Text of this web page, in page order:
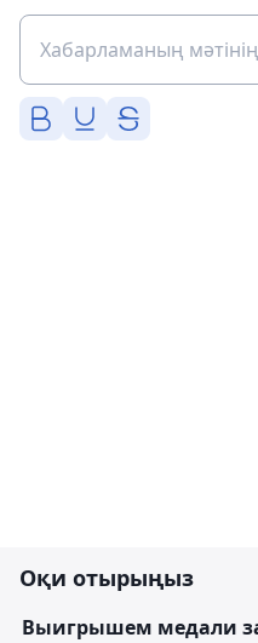
Оқи отырыңыз
Выигрышем медали